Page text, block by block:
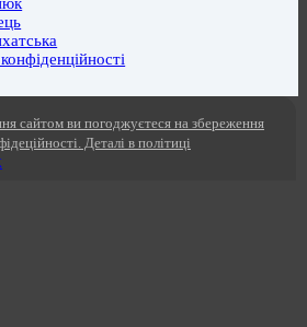
сайтом ви погоджуєтеся на збереження
Деталі в політиці
20